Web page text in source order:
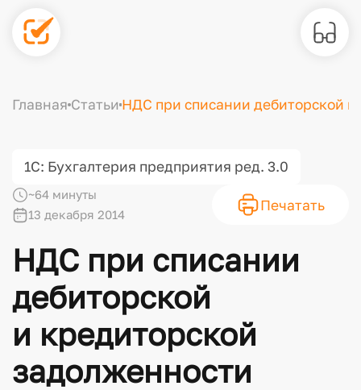
Главная Статьи НДС при списании дебиторской
1С: Бухгалтерия предприятия ред. 3.0
~64 минуты
13 декабря 2014
Печатать
НДС при списании
дебиторской
и кредиторской
задолженности